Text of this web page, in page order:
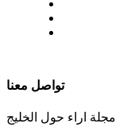
تواصل معنا
مجلة اراء حول الخليج